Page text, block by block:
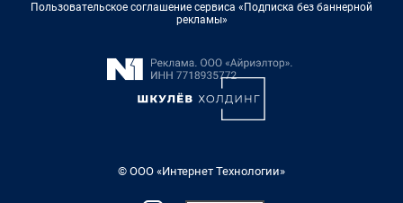
Пользовательское соглашение сервиса «Подписка без баннерной
рекламы»
© ООО «Интернет Технологии»